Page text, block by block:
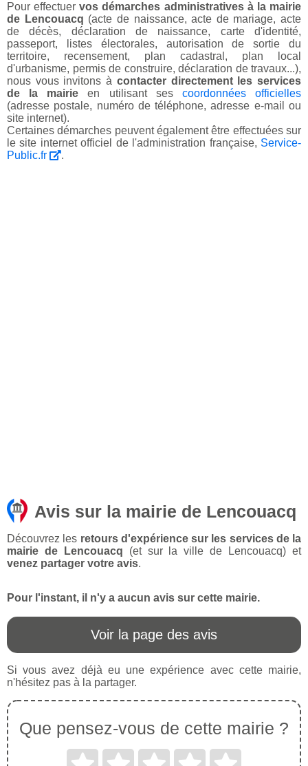
Pour effectuervos démarches administratives à la mairie
de Lencouacq (acte de naissance, acte de mariage, acte
de décès, déclaration de naissance, carte d'identité,
passeport, listes électorales, autorisation de sortie du
territoire, recensement, plan cadastral, plan local
d'urbanisme, permis de construire, déclaration de travaux...),
nous vous invitons à contacter directement les services
de la mairie en utilisant ses coordonnées officielles
(adresse postale, numéro de téléphone, adresse e-mail ou
site internet).
Certaines démarches peuvent également être effectuées sur
le site internet officiel de l'administration française, Service-
Public.fr
.
Avis sur la mairie de Lencouacq
Découvrez les retours d'expérience sur les services de la
mairie de Lencouacq (et sur la ville de Lencouacq) et
venez partager votre avis.
Pour l'instant, il n'y a aucun avis sur cette mairie.
Voir la page des avis
Si vous avez déjà eu une expérience avec cette mairie,
n'hésitez pas à la partager.
Que pensez-vous de cette mairie ?